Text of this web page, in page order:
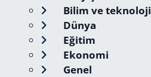
Bilim ve teknoloji
Dünya
Eğitim
Ekonomi
Genel